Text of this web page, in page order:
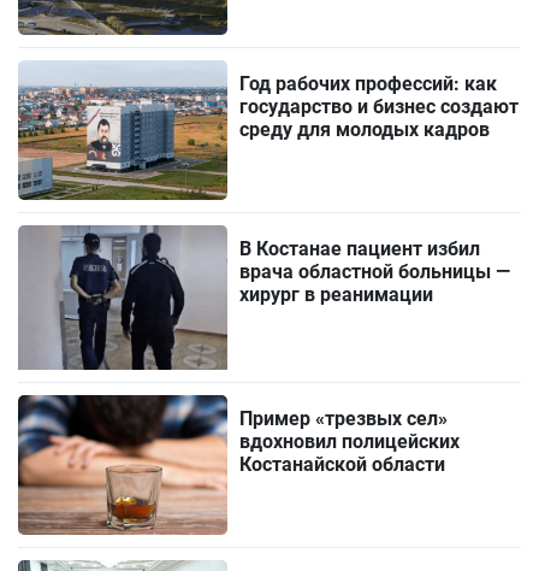
Год рабочих профессий: как
государство и бизнес создают
среду для молодых кадров
В Костанае пациент избил
врача областной больницы —
хирург в реанимации
Пример «трезвых сел»
вдохновил полицейских
Костанайской области